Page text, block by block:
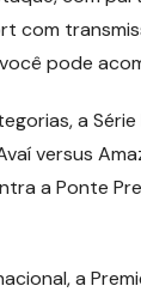
com
pode
a
versus
a Ponte
a